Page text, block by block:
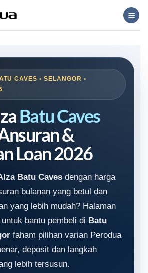
CAVES • SELANGOR •
Batu Caves
&
Loan 2026
Batu Caves dengan harga
bulanan yang betul dan
yang lebih mudah? Halaman
bantu pembeli di Batu
faham pilihan varian Perodua
deposit dan langkah
lebih tersusun.